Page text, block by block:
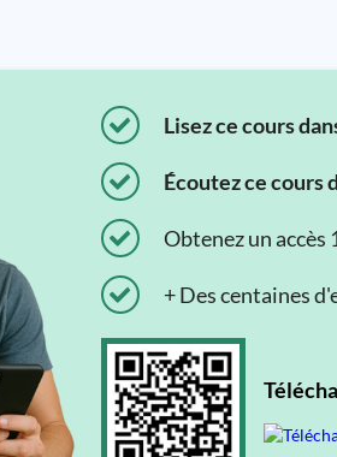
Lisez ce cours
Écoutez ce cours
Obtenez un accès
+ Des centaines